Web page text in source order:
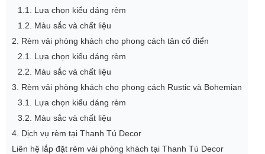
1.1. Lựa chọn kiểu dáng rèm
1.2. Màu sắc và chất liệu
2. Rèm vải phòng khách cho phong cách tân cổ điển
2.1. Lựa chọn kiểu dáng rèm
2.2. Màu sắc và chất liệu
3. Rèm vải phòng khách cho phong cách Rustic và Bohemian
3.1. Lựa chọn kiểu dáng rèm
3.2. Màu sắc và chất liệu
4. Dịch vụ rèm tại Thanh Tú Decor
Liên hệ lắp đặt rèm vải phòng khách tại Thanh Tú Decor